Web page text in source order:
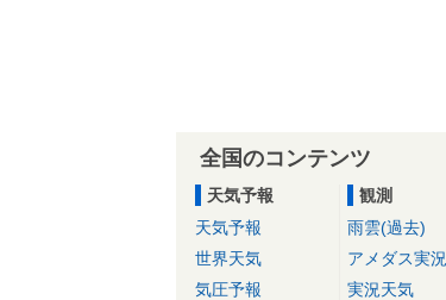
全国のコンテンツ
天気予報
天気予報
世界天気
気圧予報
観測
雨雲(過去)
アメダス実況
実況天気